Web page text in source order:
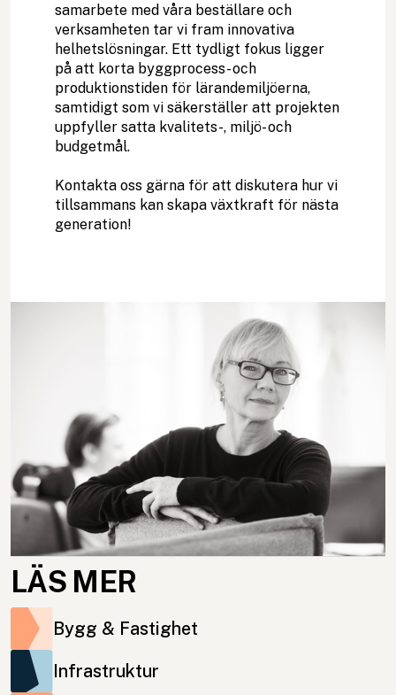
samarbete med våra beställare och
verksamheten tar vi fram innovativa
helhetslösningar. Ett tydligt fokus ligger
på att korta byggprocess- och
produktionstiden för lärandemiljöerna,
samtidigt som vi säkerställer att projekten
uppfyller satta kvalitets-, miljö- och
budgetmål.
Kontakta oss gärna för att diskutera hur vi
tillsammans kan skapa växtkraft för nästa
generation!
LÄS MER
Bygg & Fastighet
Infrastruktur